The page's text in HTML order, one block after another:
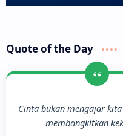
Quote of the Day
“
Cinta bukan mengajar
membangkitkan